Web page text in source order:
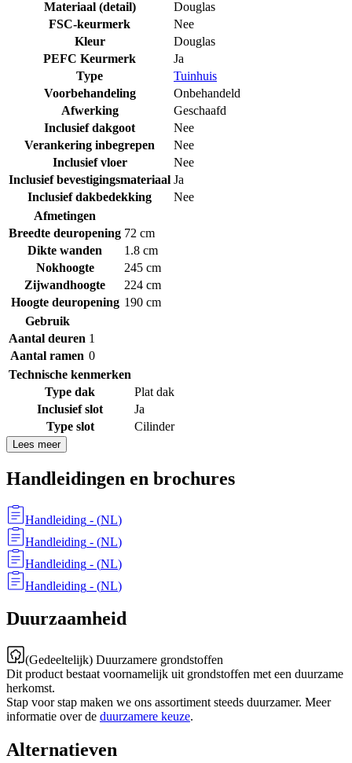
Materiaal (detail)
Douglas
FSC-keurmerk
Nee
Kleur
Douglas
PEFC Keurmerk
Ja
Type
Tuinhuis
Voorbehandeling
Onbehandeld
Afwerking
Geschaafd
Inclusief dakgoot
Nee
Verankering inbegrepen
Nee
Inclusief vloer
Nee
Inclusief bevestigingsmateriaal Ja
Inclusief dakbedekking
Nee
Afmetingen
Breedte deuropening 72 cm
Dikte wanden
1.8 cm
Nokhoogte
245 cm
Zijwandhoogte
224 cm
Hoogte deuropening 190 cm
Gebruik
Aantal deuren 1
Aantal ramen 0
Technische kenmerken
Type dak
Plat dak
Inclusief slot
Ja
Type slot
Cilinder
Lees meer
Handleidingen en brochures
Handleiding - (NL)
Handleiding - (NL)
Handleiding - (NL)
Handleiding - (NL)
Duurzaamheid
(Gedeeltelijk) Duurzamere grondstoffen
Dit product bestaat voornamelijk uit grondstoffen met een duurzame
herkomst.
Stap voor stap maken we ons assortiment steeds duurzamer. Meer
informatie over de duurzamere keuze.
Alternatieven